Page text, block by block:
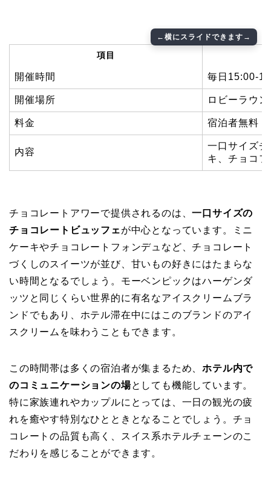
項目
開催時間 毎日15:00-
開催場所 ロビーラウ
料金 宿泊者無料
内容
一口サイズ
キ、チョコ
チョコレートアワーで提供されるのは、一口サイズの
チョコレートビュッフェが中心となっています。ミニ
ケーキやチョコレートフォンデュなど、チョコレート
づくしのスイーツが並び、甘いもの好きにはたまらな
い時間となるでしょう。モーベンピックはハーゲンダ
ッツと同じくらい世界的に有名なアイスクリームブラ
ンドでもあり、ホテル滞在中にはこのブランドのアイ
スクリームを味わうこともできます。
この時間帯は多くの宿泊者が集まるため、ホテル内で
のコミュニケーションの場としても機能しています。
特に家族連れやカップルにとっては、一日の観光の疲
れを癒やす特別なひとときとなることでしょう。チョ
コレートの品質も高く、スイス系ホテルチェーンのこ
だわりを感じることができます。